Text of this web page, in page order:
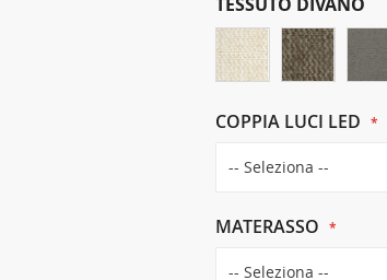
COPPIA LUCI LED
MATERASSO